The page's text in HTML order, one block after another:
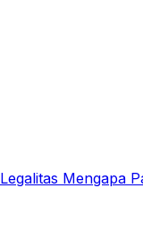
Legalitas Mengapa